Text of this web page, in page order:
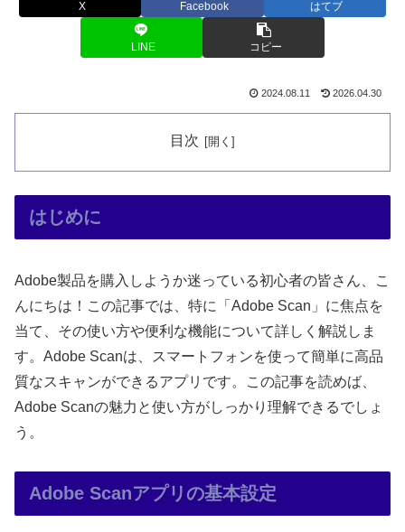
X Facebook はてブ
LINE コピー
2024.08.11 2026.04.30
目次
はじめに
Adobe製品を購入しようか迷っている初心者の皆さん、こ
んにちは！この記事では、特に「Adobe Scan」に焦点を
当て、その使い方や便利な機能について詳しく解説しま
す。Adobe Scanは、スマートフォンを使って簡単に高品
質なスキャンができるアプリです。この記事を読めば、
Adobe Scanの魅力と使い方がしっかり理解できるでしょ
う。
Adobe Scanアプリの基本設定